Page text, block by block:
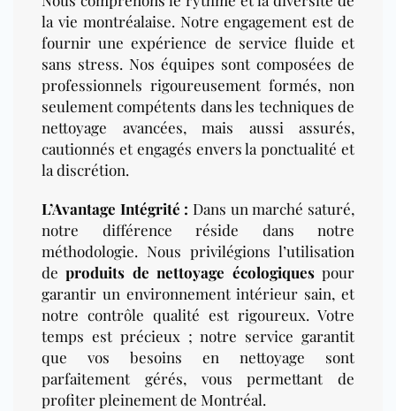
la vie montréalaise. Notre engagement est de
fournir une expérience de service fluide et
sans stress. Nos équipes sont composées de
professionnels rigoureusement formés, non
seulement compétents dans les techniques de
nettoyage avancées, mais aussi assurés,
cautionnés et engagés envers la ponctualité et
la discrétion.
L’Avantage Intégrité : Dans un marché saturé,
notre différence réside dans notre
méthodologie. Nous privilégions l’utilisation
deproduits de nettoyage écologiquespour
garantir un environnement intérieur sain, et
notre contrôle qualité est rigoureux. Votre
temps est précieux ; notre service garantit
que vos besoins en nettoyage sont
parfaitement gérés, vous permettant de
profiter pleinement de Montréal.